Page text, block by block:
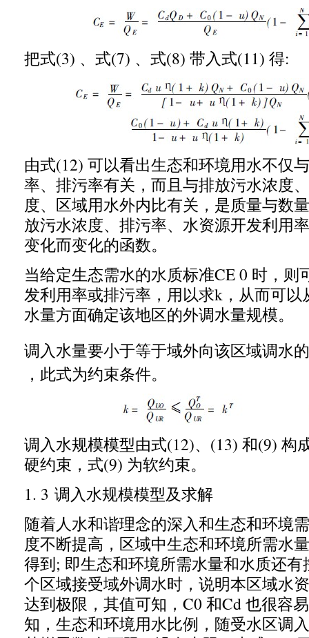
把式(3) 、式(7) 、式(8) 带入式(11) 得:
由式(12) 可以看出生态和环境用水不仅
率、排污率有关 ， 而且与排放污水浓度
度、区域用水外内比有关 ， 是质量与数
放污水浓度、排污率、水资源开发利用
变化而变化的函数。
当给定生态需水的水质标准CE 0 时 ， 则
发利用率或排污率 ， 用以求k， 从而可以
水量方面确定该地区的外调水量规模。
调入水量要小于等于域外向该区域调水
， 此式为约束条件。
调入水规模模型由式(12)、 (13) 和(9) 构
硬约束 ， 式(9) 为软约束。
1. 3 调入水规模模型及求解
随着人水和谐理念的深入和生态和环境
度不断提高 ， 区域中生态和环境所需水
得到; 即生态和环境所需水量和水质还
个区域接受域外调水时 ， 说明本区域水
达到极限 ， 其值可知 ，C0 和Cd也很容
知 ， 生态和环境用水比例 ， 随受水区调